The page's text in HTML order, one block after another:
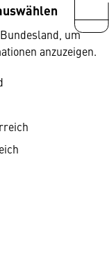
um
anzuzeigen.